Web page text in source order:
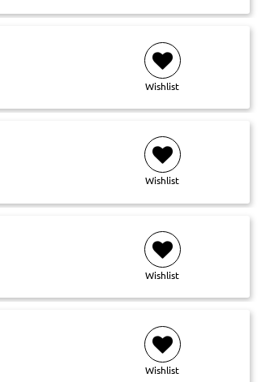
Wishlist
Wishlist
Wishlist
Wishlist